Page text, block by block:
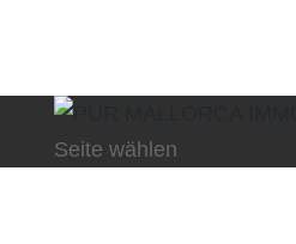
Seite wählen